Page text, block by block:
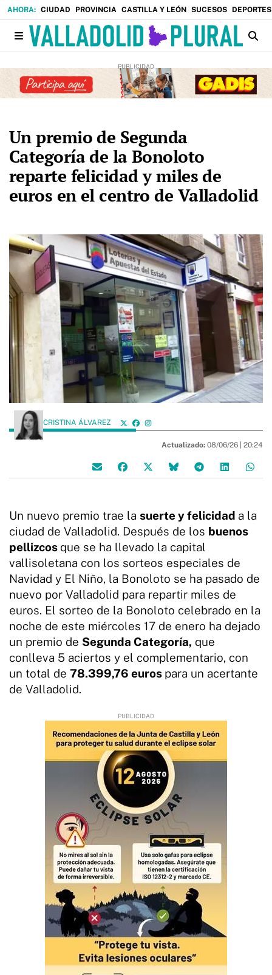
CIUDAD PROVINCIA CASTILLA Y LEÓN SUCESOS DEPORTES
Un premio de Segunda
Categoría de la Bonoloto
reparte felicidad y miles de
euros en el centro de Valladolid
CRISTINA ÁLVAREZ
Actualizado: 08/06/26 | 20:24
Un nuevo premio trae la suerte y felicidad a la
ciudad de Valladolid. Después de los buenos
pellizcos que se ha llevado la capital
vallisoletana con los sorteos especiales de
Navidad y El Niño, la Bonoloto se ha pasado de
nuevo por Valladolid para repartir miles de
euros. El sorteo de la Bonoloto celebrado en la
noche de este miércoles 17 de enero ha dejado
un premio de Segunda Categoría, que
conlleva 5 aciertos y el complementario, con
un total de 78.399,76 euros para un acertante
de Valladolid.